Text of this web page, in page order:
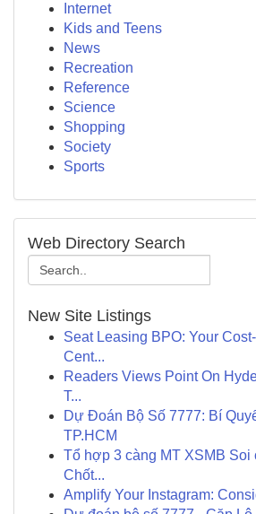
Internet
Kids and Teens
News
Recreation
Reference
Science
Shopping
Society
Sports
Web Directory Search
New Site Listings
Seat Leasing BPO: Your
Cent...
Readers Views Point On
T...
Dự Đoán Bộ Số 7777: Bí
TP.HCM
Tổ hợp 3 càng MT XSMB Soi
Chốt...
Amplify Your Instagram: